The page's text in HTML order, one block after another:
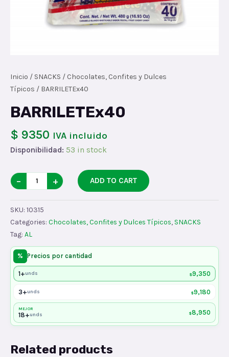
Inicio / SNACKS / Chocolates, Confites y Dulces
Típicos / BARRILETEx40
BARRILETEx40
$ 9350 IVA incluido
Disponibilidad: 53 in stock
BARRILETEx40
quantity
− + ADD TO CART
SKU: 10315
Categories: Chocolates, Confites y Dulces Típicos, SNACKS
Tag: AL
% Precios por cantidad
1+unds $9,350
3+unds $9,180
MEJOR
18+unds $8,950
Related products